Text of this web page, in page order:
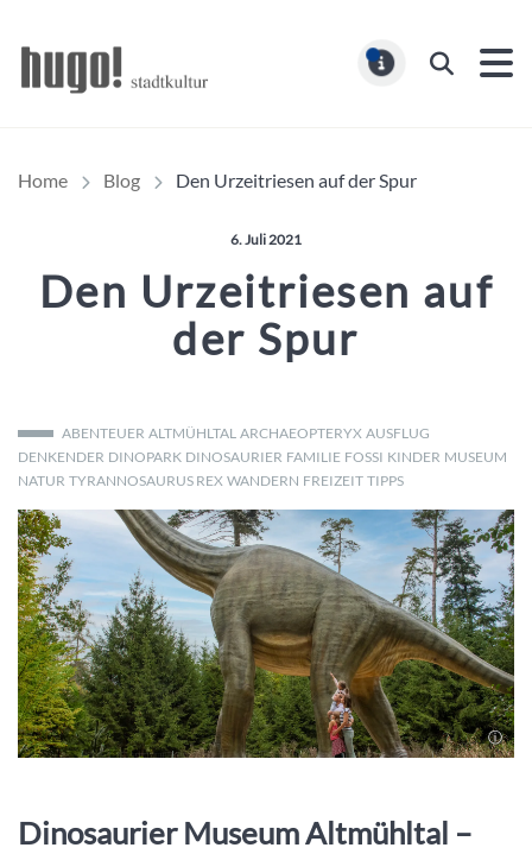
Suchen
Home Blog Den Urzeitriesen auf der Spur
Veröffentlicht am:
6. Juli 2021
Den Urzeitriesen auf
der Spur
ABENTEUER ALTMÜHLTAL ARCHAEOPTERYX AUSFLUG
DENKENDER DINOPARK DINOSAURIER FAMILIE FOSSI KINDER MUSEUM
NATUR TYRANNOSAURUS REX WANDERN FREIZEIT TIPPS
Dinosaurier Museum Altmühltal –